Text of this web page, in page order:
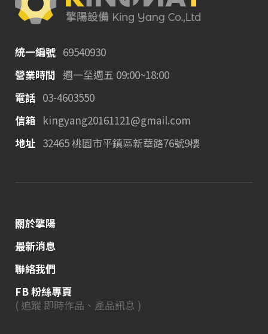
統一編號 69540930
營業時間 週一至週五 09:00~18:00
電話 03-4603550
信箱 kingyang20161121@gmail.com
地址 32465 桃園市平鎮區新華路76號9樓
關於擎陽
最新消息
聯絡我們
FB 粉絲專頁
( 追蹤 即時作品、產品訊息 )